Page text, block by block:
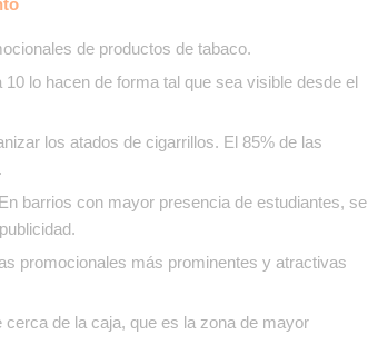
de productos de tabaco.
lo hacen de forma tal que sea visible desde el
los atados de cigarrillos. El 85% de las
barrios con mayor presencia de estudiantes, se
promocionales más prominentes y atractivas
de la caja, que es la zona de mayor